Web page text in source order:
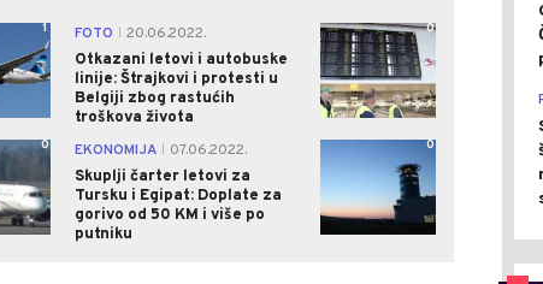
1 FOTO
20.06.2022.
Otkazani letovi i autobuske
linije: Štrajkovi i protesti u
Belgiji zbog rastućih
troškova života
0
0 EKONOMIJA
07.06.2022.
Skuplji čarter letovi za
Tursku i Egipat: Doplate za
gorivo od 50 KM i više po
putniku
0